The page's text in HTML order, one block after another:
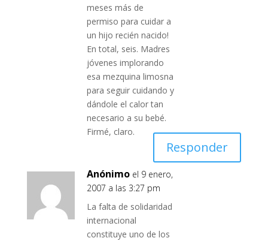
meses más de
permiso para cuidar a
un hijo recién nacido!
En total, seis. Madres
jóvenes implorando
esa mezquina limosna
para seguir cuidando y
dándole el calor tan
necesario a su bebé.
Firmé, claro.
Responder
Anónimo el 9 enero,
2007 a las 3:27 pm
La falta de solidaridad
internacional
constituye uno de los